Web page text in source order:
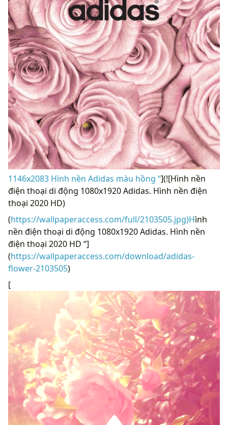
1146x2083 Hình nền Adidas màu hồng “](![Hình nền
điện thoại di động 1080x1920 Adidas. Hình nền điện
thoại 2020 HD)
(https://wallpaperaccess.com/full/2103505.jpg)Hình
nền điện thoại di động 1080x1920 Adidas. Hình nền
điện thoại 2020 HD “]
(https://wallpaperaccess.com/download/adidas-
flower-2103505)
[